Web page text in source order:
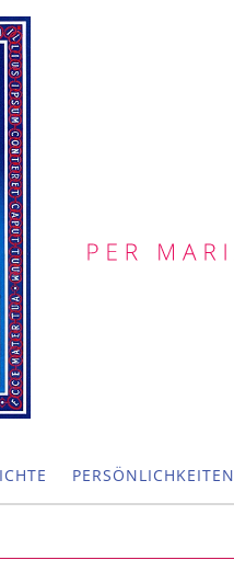
PERSÖNLICHKEITEN